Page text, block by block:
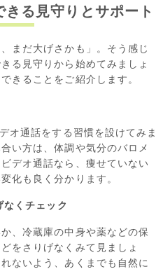
る見守りとサポート
まだ大げさかも」。そう感じ
る見守りから始めてみましょ
きることをご紹介します。
オ通話をする習慣を設けてみま
い方は、体調や気分のバロメ
デオ通話なら、痩せていない
化も良く分かります。
くチェック
、冷蔵庫の中身や薬などの保
をさりげなくみて見ましょ
ないよう、あくまでも自然に